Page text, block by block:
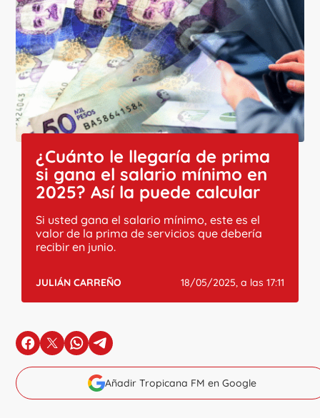
¿Cuánto le llegaría de prima
si gana el salario mínimo en
2025? Así la puede calcular
Si usted gana el salario mínimo, este es el
valor de la prima de servicios que debería
recibir en junio.
JULIÁN CARREÑO 18/05/2025, a las 17:11
en Facebook
en Xen Whatsapp
en Telegram
Añadir Tropicana FM en Google